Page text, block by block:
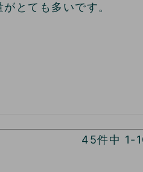
とても多いです。
45件中 1-